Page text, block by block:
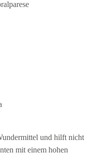
und hilft nicht
mit einem hohen